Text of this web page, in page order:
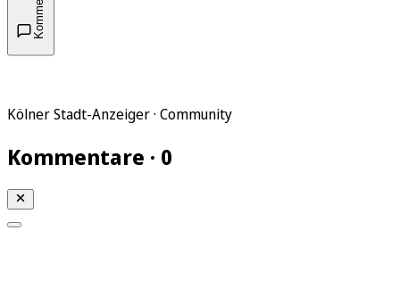
Kölner Stadt-Anzeiger · Community
Kommentare · 0